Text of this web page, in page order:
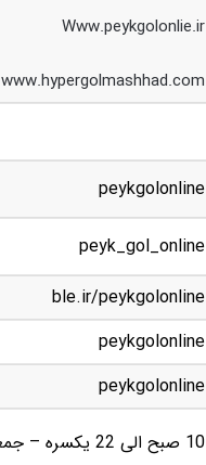
Www.peykgolonlie.ir
www.hypergolmashhad.com
peykgolonline
peyk_gol_online
ble.ir/peykgolonline
peykgolonline
peykgolonline
10 صبح الی 22 یکسره – جمعه ها 16 الی 21